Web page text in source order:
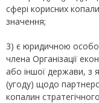
сфері корисних
значення;
3) є юридичною
члена Організації
або іншої держави, з
(угоду) щодо
копалин